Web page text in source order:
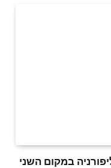
במקום השני